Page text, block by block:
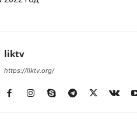
liktv
https://liktv.org/